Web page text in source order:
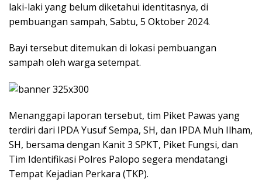
laki-laki yang belum diketahui identitasnya, di
pembuangan sampah, Sabtu, 5 Oktober 2024.
Bayi tersebut ditemukan di lokasi pembuangan
sampah oleh warga setempat.
Menanggapi laporan tersebut, tim Piket Pawas yang
terdiri dari IPDA Yusuf Sempa, SH, dan IPDA Muh Ilham,
SH, bersama dengan Kanit 3 SPKT, Piket Fungsi, dan
Tim Identifikasi Polres Palopo segera mendatangi
Tempat Kejadian Perkara (TKP).